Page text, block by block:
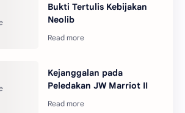
Bukti Tertulis Kebijakan
Neolib
Kejanggalan pada
Peledakan JW Marriot II